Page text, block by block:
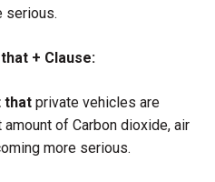
serious.
+ Clause:
thatprivate vehicles are
amount of Carbon dioxide, air
more serious.